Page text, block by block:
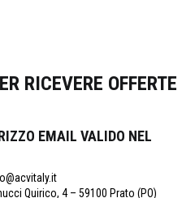
RICEVERE OFFERTE
EMAIL VALIDO NEL
Quirico, 4 – 59100 Prato (PO)